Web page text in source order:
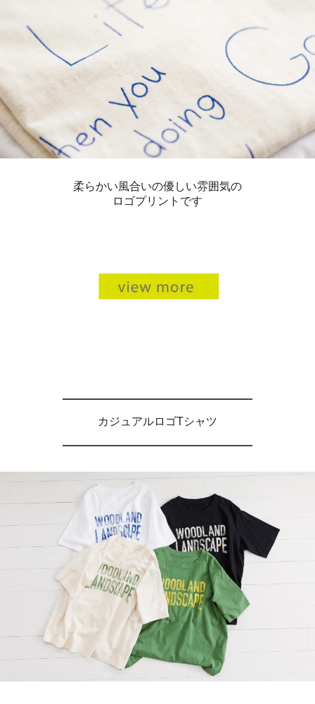
柔らかい風合いの優しい雰囲気の
ロゴプリントです
カジュアルロゴTシャツ